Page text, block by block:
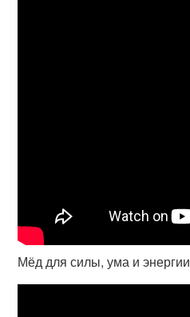
Мёд для силы, ума и энергии